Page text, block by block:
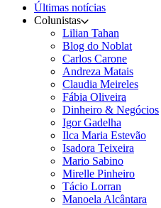
Últimas notícias
Colunistas
Lilian Tahan
Blog do Noblat
Carlos Carone
Andreza Matais
Claudia Meireles
Fábia Oliveira
Dinheiro & Negócios
Igor Gadelha
Ilca Maria Estevão
Isadora Teixeira
Mario Sabino
Mirelle Pinheiro
Tácio Lorran
Manoela Alcântara